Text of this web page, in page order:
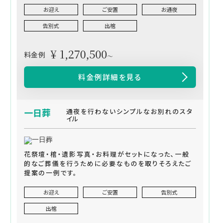
お迎え ご安置 お通夜
告別式 出棺
料金例 ¥ 1,270,500～
料金例詳細を見る
一日葬 通夜を行わないシンプルなお別れのスタ
イル
花祭壇・棺・遺影写真・お料理がセットになった、一般
的なご葬儀を行うために必要なものを取りそろえたご
提案の一例です。
お迎え ご安置 告別式
出棺